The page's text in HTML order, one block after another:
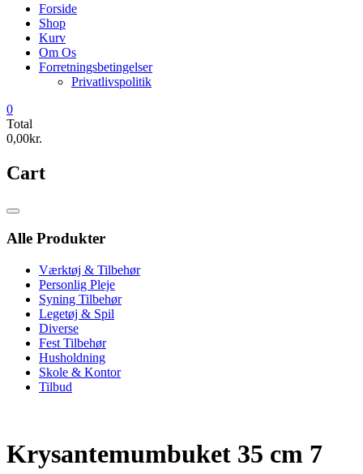
Forside
Shop
Kurv
Om Os
Forretningsbetingelser
Privatlivspolitik
0
Total
0,00kr.
Cart
Catalog
Alle Produkter
Værktøj & Tilbehør
Personlig Pleje
Syning Tilbehør
Legetøj & Spil
Diverse
Fest Tilbehør
Husholdning
Skole & Kontor
Tilbud
Krysantemumbuket 35 cm 7